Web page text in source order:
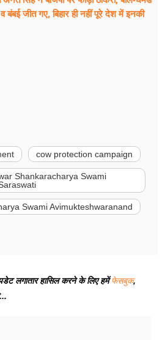
बंबई जीत गए, बिहार ही नहीं पूरे देश में इनकी
cow protection campaign
Shankaracharya Swami
Swami Avimukteshwaranand
लगातार हासिल करने के लिए हमेंफेसबुक,